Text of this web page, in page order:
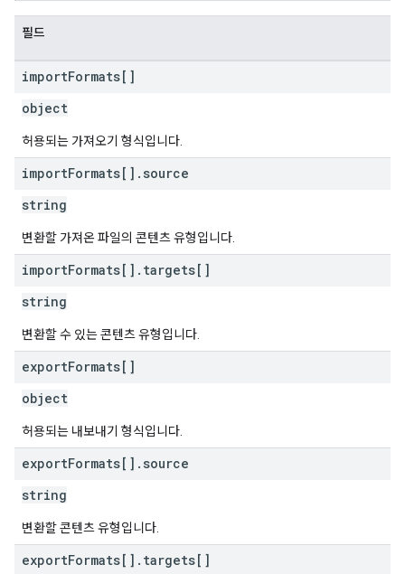
필드
importFormats[]
object
허용되는 가져오기 형식입니다.
importFormats[] . source
string
변환할 가져온 파일의 콘텐츠 유형입니다.
importFormats[] . targets[]
string
변환할 수 있는 콘텐츠 유형입니다.
exportFormats[]
object
허용되는 내보내기 형식입니다.
exportFormats[] . source
string
변환할 콘텐츠 유형입니다.
exportFormats[] . targets[]